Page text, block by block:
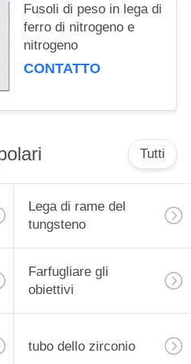
Fusoli di peso in lega di
ferro di nitrogeno e
nitrogeno
CONTATTO
Tutti
Lega di rame del
tungsteno
Farfugliare gli
obiettivi
tubo dello zirconio